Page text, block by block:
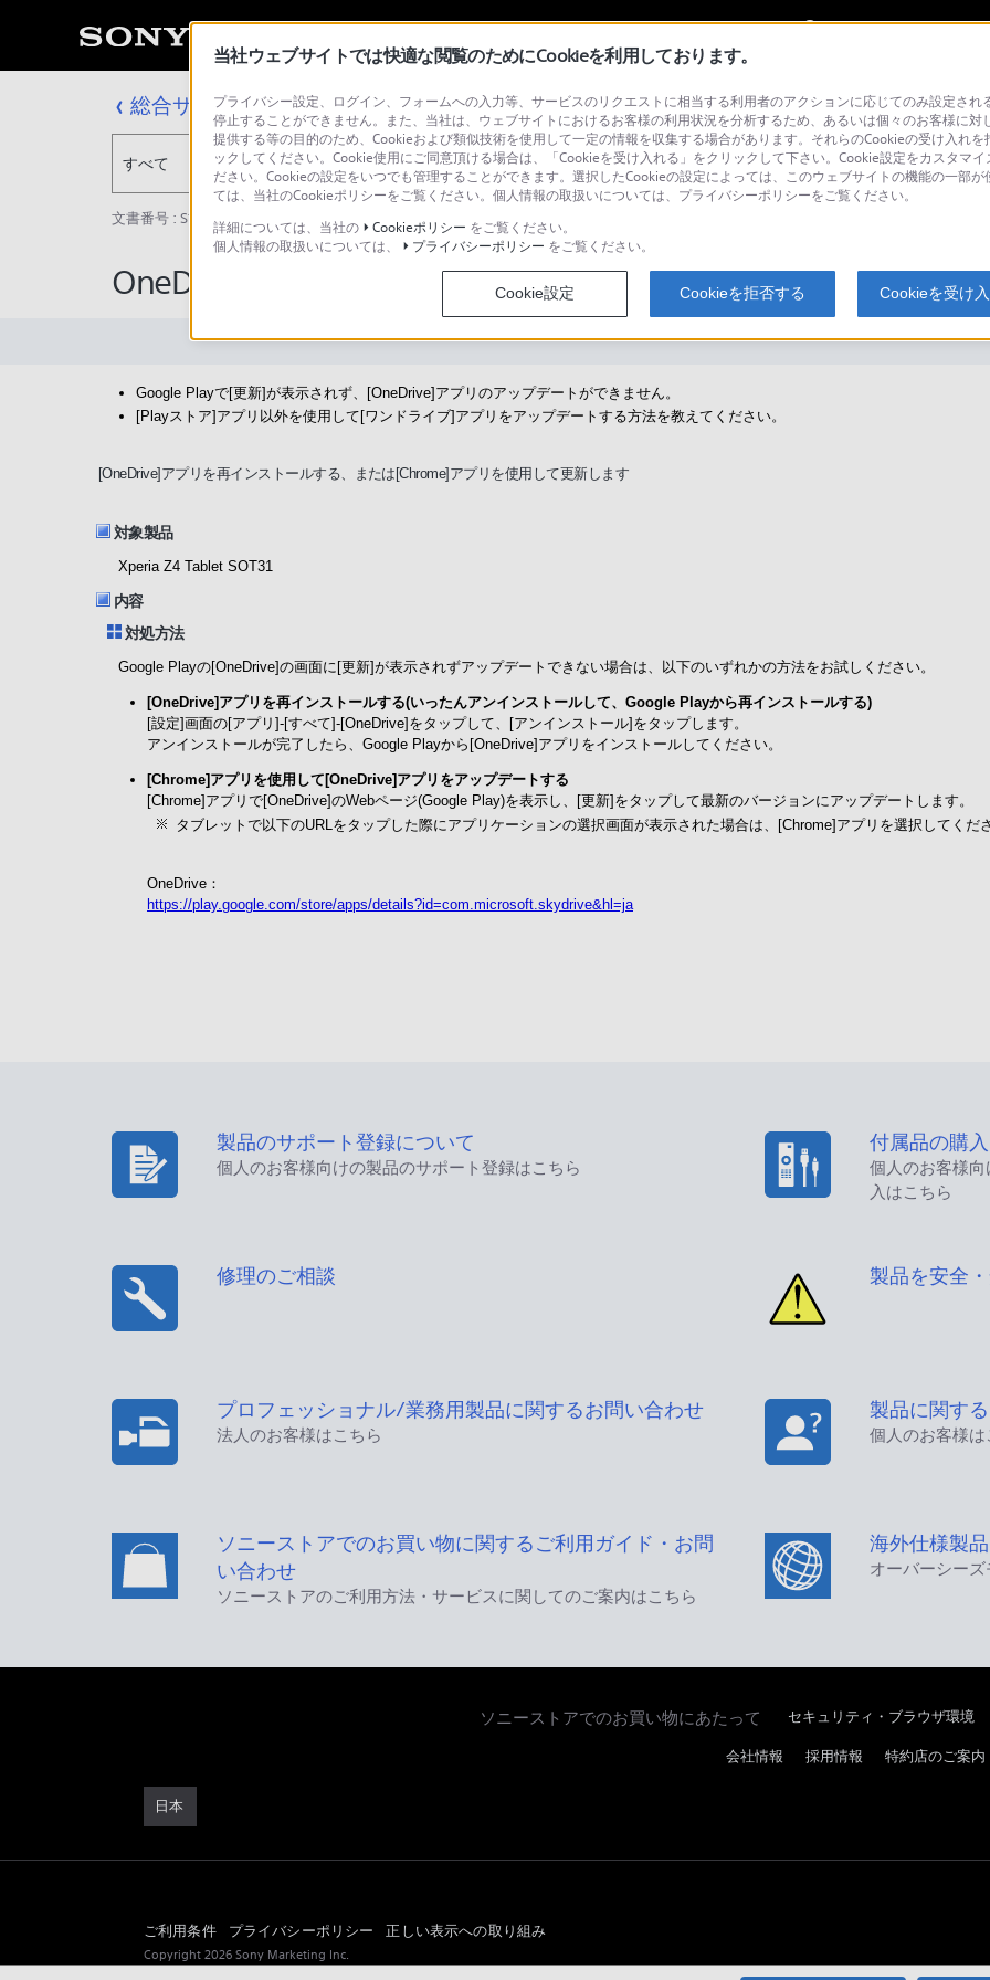
総合サポート・お問い合わせ
すべて
文書番号 : S1507130072893 / 最終更新日 : 2025/03/11
OneDriveアプリのアップデートができない
Google Playで[更新]が表示されず、[OneDrive]アプリのアップデートができません。
[Playストア]アプリ以外を使用して[ワンドライブ]アプリをアップデートする方法を教えてください。
[OneDrive]アプリを再インストールする、または[Chrome]アプリを使用して更新します
対象製品
Xperia Z4 Tablet SOT31
内容
対処方法
Google Playの[OneDrive]の画面に[更新]が表示されずアップデートできない場合は、以下のいずれかの方法をお試しください。
[OneDrive]アプリを再インストールする(いったんアンインストールして、Google Playから再インストールする)
[設定]画面の[アプリ]-[すべて]-[OneDrive]をタップして、[アンインストール]をタップします。
アンインストールが完了したら、Google Playから[OneDrive]アプリをインストールしてください。
[Chrome]アプリを使用して[OneDrive]アプリをアップデートする
[Chrome]アプリで[OneDrive]のWebページ(Google Play)を表示し、[更新]をタップして最新のバージョンにアップデートします。
タブレットで以下のURLをタップした際にアプリケーションの選択画面が表示された場合は、[Chrome]アプリを選択してくだ
OneDrive：
https://play.google.com/store/apps/details?id=com.microsoft.skydrive&hl=ja
製品のサポート登録について
個人のお客様向けの製品のサポート登録はこちら
付属品の購入
個人のお客様
入はこちら
修理のご相談 製品を安全
プロフェッショナル/業務用製品に関するお問い合わせ
法人のお客様はこちら
製品に関す
個人のお客様
ソニーストアでのお買い物に関するご利用ガイド・お問
い合わせ
ソニーストアのご利用方法・サービスに関してのご案内はこちら
海外仕様製品
オーバーシー
ソニーストアでのお買い物にあたって セキュリティ・ブラウザ環境
日本
会社情報 採用情報 特約店のご案内
ご利用条件 プライバシーポリシー 正しい表示への取り組み
Copyright 2026 Sony Marketing Inc.
当社ウェブサイトでは快適な閲覧のためにCookieを利用しております。
プライバシー設定、ログイン、フォームへの入力等、サービスのリクエストに相当する利用者のアクションに応じてのみ設定さ
停止することができません。また、当社は、ウェブサイトにおけるお客様の利用状況を分析するため、あるいは個々のお客様に
提供する等の目的のため、Cookieおよび類似技術を使用して一定の情報を収集する場合があります。それらのCookieの受け入れ
ックしてください。Cookie使用にご同意頂ける場合は、「Cookieを受け入れる」をクリックして下さい。Cookie設定をカスタマ
ださい。Cookieの設定をいつでも管理することができます。選択したCookieの設定によっては、このウェブサイトの機能の一部
ては、当社のCookieポリシーをご覧ください。個人情報の取扱いについては、プライバシーポリシーをご覧ください。
詳細については、当社の
Cookieポリシー をご覧ください。
個人情報の取扱いについては、
プライバシーポリシー をご覧ください。
Cookie設定 Cookieを拒否する Cookieを受け